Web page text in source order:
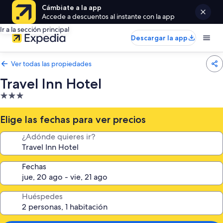
Cámbiate a la app
Accede a descuentos al instante con la app
Ir a la sección principal
Descargar la app
Ver todas las propiedades
Travel Inn Hotel
Propiedad
de
3.0
estrellas
Elige las fechas para ver precios
¿Adónde quieres ir?
Fechas
Huéspedes